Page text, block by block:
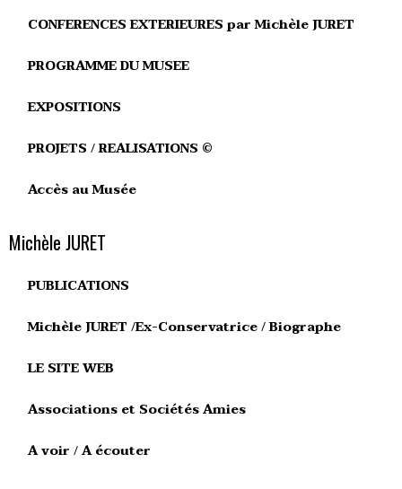
CONFERENCES EXTERIEURES par Michèle JURET
PROGRAMME DU MUSEE
EXPOSITIONS
PROJETS / REALISATIONS ©
Accès au Musée
Michèle JURET
PUBLICATIONS
Michèle JURET /Ex-Conservatrice / Biographe
LE SITE WEB
Associations et Sociétés Amies
A voir / A écouter